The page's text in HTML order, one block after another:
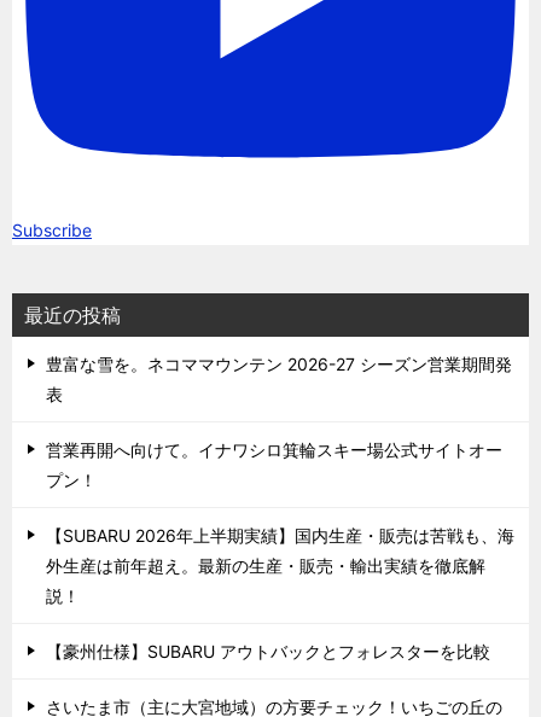
Subscribe
最近の投稿
豊富な雪を。ネコママウンテン 2026-27 シーズン営業期間発
表
営業再開へ向けて。イナワシロ箕輪スキー場公式サイトオー
プン！
【SUBARU 2026年上半期実績】国内生産・販売は苦戦も、海
外生産は前年超え。最新の生産・販売・輸出実績を徹底解
説！
【豪州仕様】SUBARU アウトバックとフォレスターを比較
さいたま市（主に大宮地域）の方要チェック！いちごの丘の